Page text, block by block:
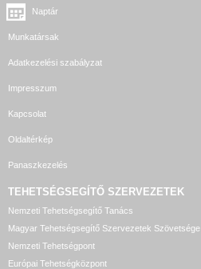
Naptár
Munkatársak
Adatkezelési szabályzat
Impresszum
Kapcsolat
Oldaltérkép
Panaszkezelés
TEHETSÉGSEGÍTŐ SZERVEZETEK
Nemzeti Tehetségsegítő Tanács
Magyar Tehetségsegítő Szervezetek Szövetsége
Nemzeti Tehetségpont
Európai Tehetségközpont